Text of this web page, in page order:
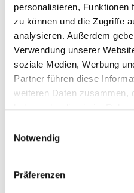
personalisieren, Funktionen
zu können und die Zugriffe
analysieren. Außerdem
Verwendung unserer
soziale Medien, Werbung
Partner führen diese
weiteren Daten zusammen,
Cookies, wenn Sie unsere
Notwendig
Präferenzen